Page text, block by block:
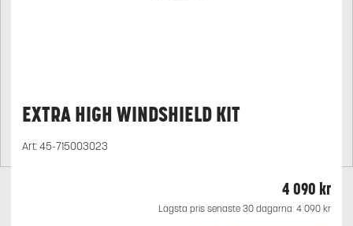
EXTRA HIGH WINDSHIELD KIT
Art:45-715003023
4 090 kr
Lägsta pris senaste 30 dagarna: 4 090 kr